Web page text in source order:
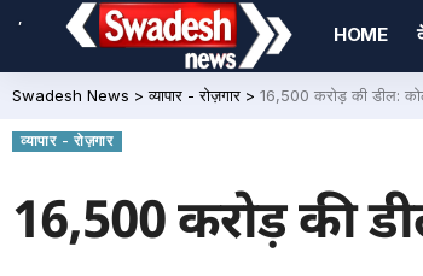
,
HOME
Swadesh News >व्यापार - रोज़गार > 16,500 करोड़ की डील: कोल
व्यापार - रोज़गार
16,500 करोड़ की